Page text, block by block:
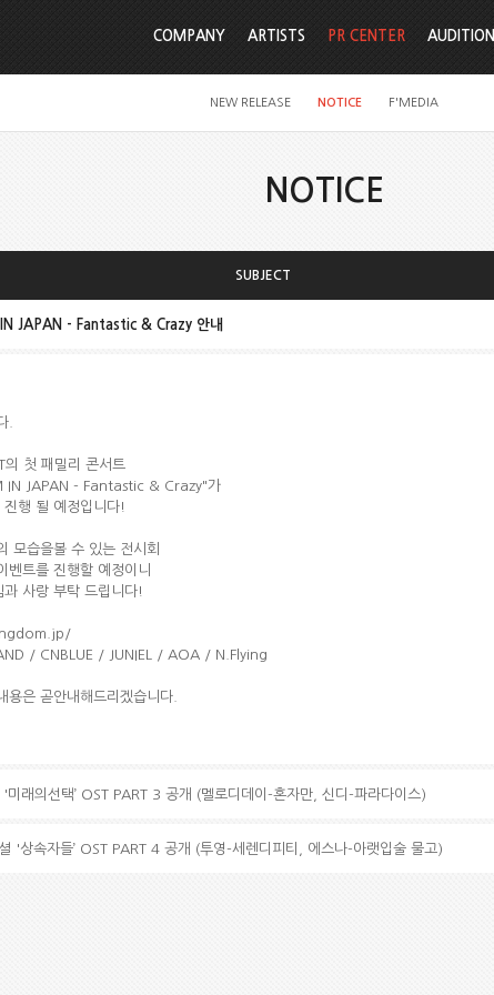
COMPANY ARTISTS PR CENTER
NEW RELEASE NOTICE F'MEDIA
AUDITION
NOTICE
SUBJECT
JAPAN - Fantastic & Crazy 안내
.
의 첫 패밀리 콘서트
IN JAPAN - Fantastic & Crazy"가
행 될 예정입니다!
모습을볼 수 있는 전시회
벤트를 진행할 예정이니
사랑 부탁 드립니다!
/ CNBLUE / JUNIEL / AOA / N.Flying
용은 곧안내해드리겠습니다.
'미래의선택’ OST PART 3 공개 (멜로디데이-혼자만, 신디-파라다이스)
'상속자들’ OST PART 4 공개 (투영-세렌디피티, 에스나-아랫입술 물고)